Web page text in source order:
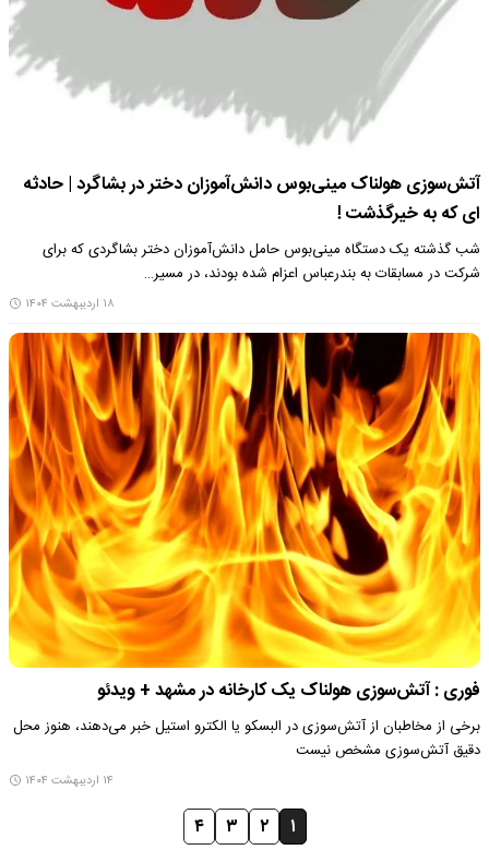
آتش‌سوزی هولناک مینی‌بوس دانش‌آموزان دختر در بشاگرد | حادثه
ای که به خیرگذشت !
شب گذشته یک دستگاه مینی‌بوس حامل دانش‌آموزان دختر بشاگردی که برای
شرکت در مسابقات به بندرعباس اعزام شده بودند، در مسیر…
۱۸ اردیبهشت ۱۴۰۴
فوری : آتش‌سوزی هولناک یک کارخانه در مشهد + ویدئو
برخی از مخاطبان از آتش‌سوزی در البسکو یا الکترو استیل خبر می‌دهند، هنوز محل
دقیق آتش‌سوزی مشخص نیست
۱۴ اردیبهشت ۱۴۰۴
۱ ۲ ۳ ۴